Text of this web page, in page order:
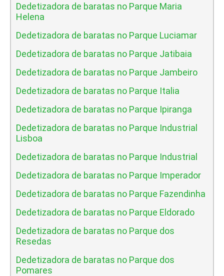
Dedetizadora de baratas no Parque Maria
Helena
Dedetizadora de baratas no Parque Luciamar
Dedetizadora de baratas no Parque Jatibaia
Dedetizadora de baratas no Parque Jambeiro
Dedetizadora de baratas no Parque Italia
Dedetizadora de baratas no Parque Ipiranga
Dedetizadora de baratas no Parque Industrial
Lisboa
Dedetizadora de baratas no Parque Industrial
Dedetizadora de baratas no Parque Imperador
Dedetizadora de baratas no Parque Fazendinha
Dedetizadora de baratas no Parque Eldorado
Dedetizadora de baratas no Parque dos
Resedas
Dedetizadora de baratas no Parque dos
Pomares